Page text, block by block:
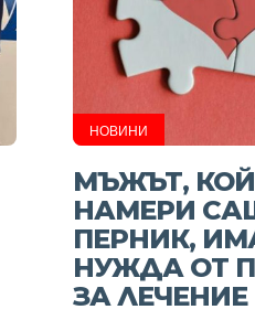
НОВИНИ
МЪЖЪТ,
НАМЕРИ
ПЕРНИК,
НУЖДА ОТ
ЗА ЛЕЧЕНИЕ